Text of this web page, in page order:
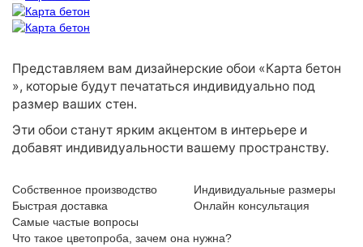
Представляем вам дизайнерские обои «Карта бетон
», которые будут печататься индивидуально под
размер ваших стен.
Эти обои станут ярким акцентом в интерьере и
добавят индивидуальности вашему пространству.
Собственное производство
Индивидуальные размеры
Быстрая доставка
Онлайн консультация
Самые частые вопросы
Что такое цветопроба, зачем она нужна?